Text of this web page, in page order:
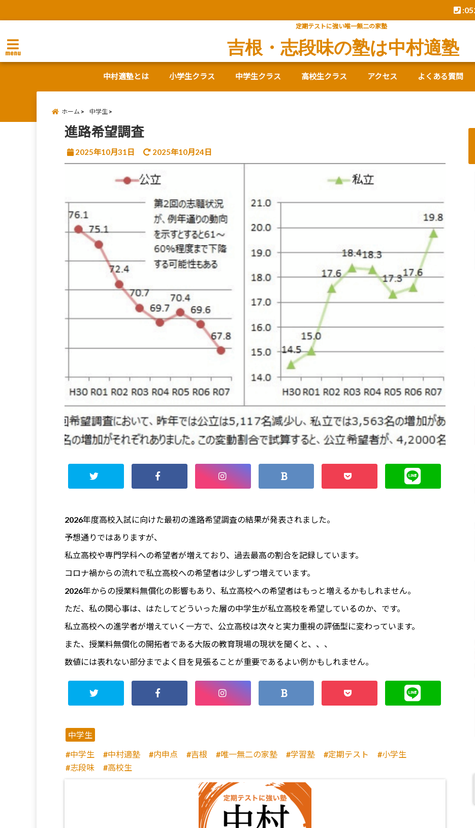
定期テストに強い唯一無二の家塾
menu 吉根・志段味の塾は中村適塾
中村適塾とは 小学生クラス 中学生クラス 高校生クラス アクセス よくある質問
ホーム 中学生
進路希望調査
2025年10月31日 2025年10月24日
2026年度高校入試に向けた最初の進路希望調査の結果が発表されました。
予想通りではありますが、
私立高校や専門学科への希望者が増えており、過去最高の割合を記録しています。
コロナ禍からの流れで私立高校への希望者は少しずつ増えています。
2026年からの授業料無償化の影響もあり、私立高校への希望者はもっと増えるかもしれません。
ただ、私の関心事は、はたしてどういった層の中学生が私立高校を希望しているのか、です。
私立高校への進学者が増えていく一方で、公立高校は次々と実力重視の評価型に変わっています。
また、授業料無償化の開拓者である大阪の教育現場の現状を聞くと、、、
数値には表れない部分までよく目を見張ることが重要であるよい例かもしれません。
中学生
中学生
中村適塾 内申点 吉根 唯一無二の家塾 学習塾 定期テスト
小学生
志段味
高校生